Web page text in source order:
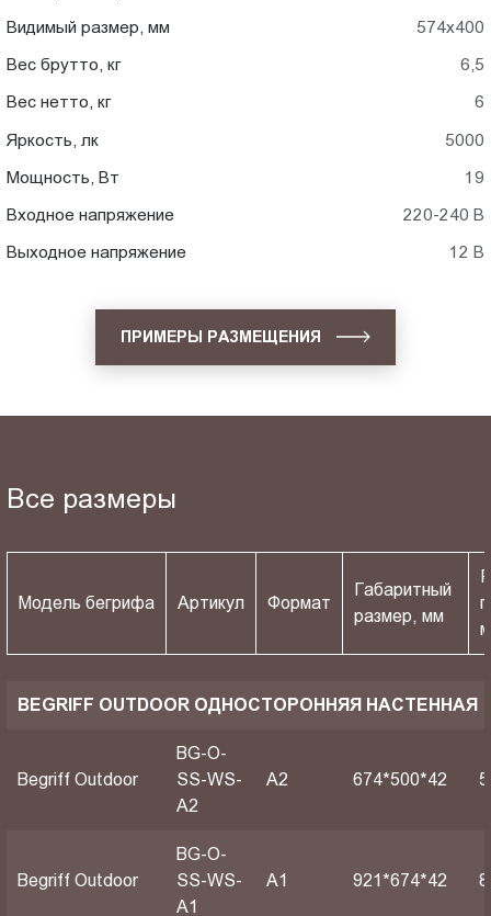
Видимый размер, мм 574x400
Вес брутто, кг 6,5
Вес нетто, кг 6
Яркость, лк 5000
Мощность, Вт 19
Входное напряжение 220-240 В
Выходное напряжение 12 В
ПРИМЕРЫ РАЗМЕЩЕНИЯ
Все размеры
Модель бегрифа Артикул Формат
Габаритный
размер, мм
BEGRIFF OUTDOOR ОДНОСТОРОННЯЯ НАСТЕННАЯ
Begriff Outdoor
BG-O-
SS-WS-
A2
A2 674*500*42
Begriff Outdoor
BG-O-
SS-WS-
A1
A1 921*674*42